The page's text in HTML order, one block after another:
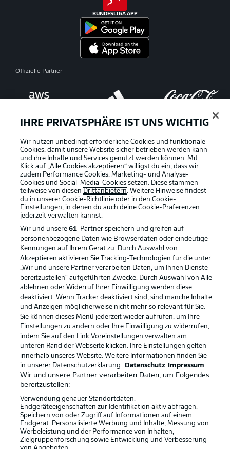
BUNDESLIGA APP
Offizielle Partner
Rechtliche Hinweise Voreinstellungen verwalten
Nutzungsbedingungen
Broadcaster Kontakt
Jobs Impressum
Liveticker AGB
© 2026 Bundesliga-Gruppe GmbH
IHRE PRIVATSPHÄRE IST UNS WICHTIG
Wir nutzen unbedingt erforderliche Cookies und funktionale
Cookies, damit unsere Website sicher betrieben werden kann
und ihre Inhalte und Services genutzt werden können. Mit
Klick auf „Alle Cookies akzeptieren“ willigst du ein, dass wir
zudem Performance Cookies, Marketing- und Analyse-
Cookies und Social-Media-Cookies setzen. Diese stammen
teilweise von diesen Drittanbietern. Weitere Hinweise findest
du in unserer Cookie-Richtlinieoder in den Cookie-
Einstellungen, in denen du auch deine Cookie-Präferenzen
jederzeit verwalten kannst.
Wir und unsere 61-Partner speichern und greifen auf
personenbezogene Daten wie Browserdaten oder eindeutige
Kennungen auf Ihrem Gerät zu. Durch Auswahl von
Akzeptieren aktivieren Sie Tracking-Technologien für die unter
„Wir und unsere Partner verarbeiten Daten, um Ihnen Dienste
bereitzustellen“ aufgeführten Zwecke. Durch Auswahl von Alle
ablehnen oder Widerruf Ihrer Einwilligung werden diese
deaktiviert. Wenn Tracker deaktiviert sind, sind manche Inhalte
und Anzeigen möglicherweise nicht mehr so relevant für Sie.
Sie können dieses Menü jederzeit wieder aufrufen, um Ihre
Einstellungen zu ändern oder Ihre Einwilligung zu widerrufen,
indem Sie auf den Link Voreinstellungen verwalten am
unteren Rand der Webseite klicken. Ihre Einstellungen gelten
innerhalb unseres Website. Weitere Informationen finden Sie
in unserer Datenschutzerklärung.
Datenschutz Impressum
Wir und unsere Partner verarbeiten Daten, um Folgendes
bereitzustellen:
Verwendung genauer Standortdaten.
Endgeräteeigenschaften zur Identifikation aktiv abfragen.
Speichern von oder Zugriff auf Informationen auf einem
Endgerät. Personalisierte Werbung und Inhalte, Messung von
Werbeleistung und der Performance von Inhalten,
Zielgruppenforschung sowie Entwicklung und Verbesserung